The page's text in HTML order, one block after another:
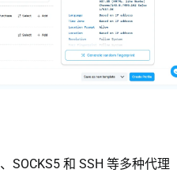
SOCKS5 和 SSH 等多种代理